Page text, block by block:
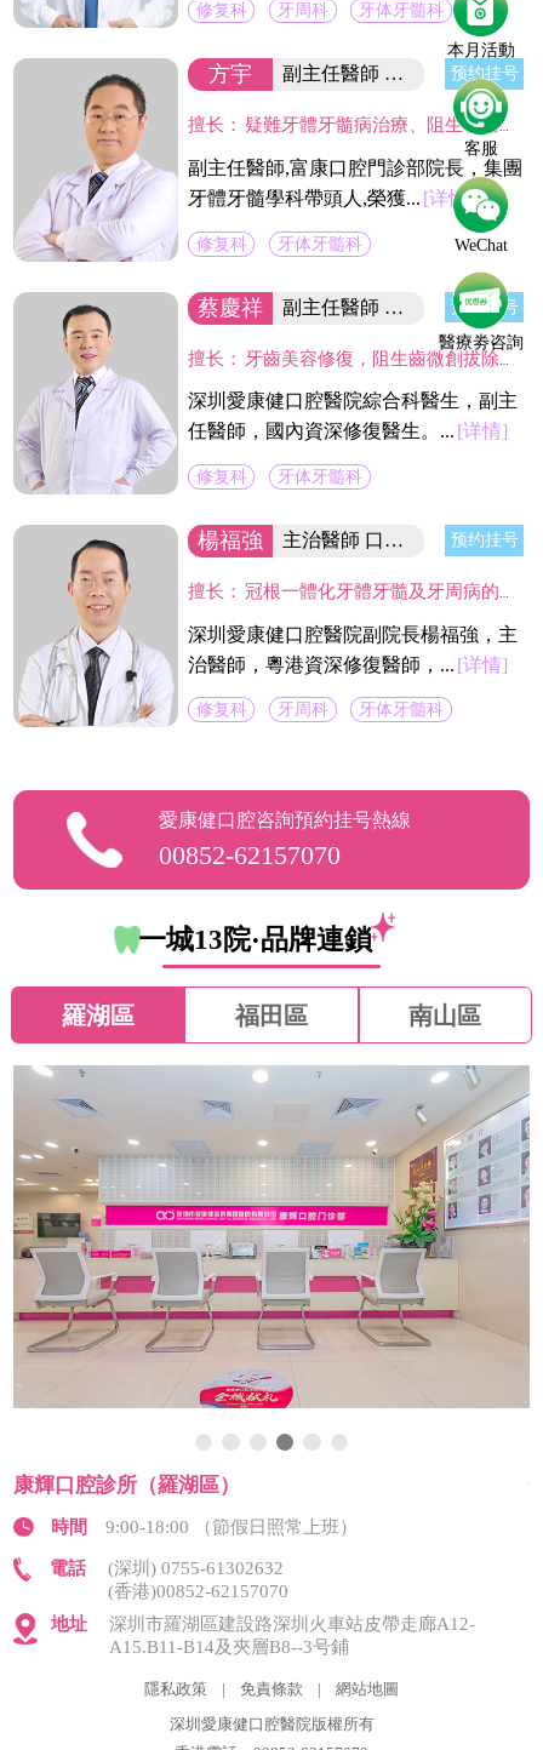
本月活動
客服
WeChat
醫療劵咨詢
修复科 牙周科 牙体牙髓科
方宇 副主任醫師 富康門診院長 预约挂号
擅长： 疑難牙體牙髓病治療、阻生智齒的拔除、各種缺失牙的美容修復、疑難活動義齒修復。尤其在利用高倍顯微鏡下開展牙髓炎、根尖病變等牙體保存治療具有較深的造詣。
副主任醫師,富康口腔門診部院長，集團
牙體牙髓學科帶頭人,榮獲... [详情]
修复科 牙体牙髓科
蔡慶祥 副主任醫師 國內資深修復醫生 预约挂号
擅长： 牙齒美容修復，阻生齒微創拔除，固定義齒二次修復，精密舒適全口義齒製作，現代根管治療技術,熟練應用CAD/CAM及DSD微笑設計等數字化技術於臨床工作中,並成功服務於近萬名新老客戶。
深圳愛康健口腔醫院綜合科醫生，副主
任醫師，國內資深修復醫生。... [详情]
修复科 牙体牙髓科
楊福強 主治醫師 口腔醫院副院長 预约挂号
擅长： 冠根一體化牙體牙髓及牙周病的診療，復雜牙的拔除，牙體缺損的嵌體修復，以及烤瓷冠、義齒的修復等方面的診治，在水激光治牙方面有著豐富的臨床經驗。臨床工作中致力於牙體保存，種植修復設計，咬合功能重建，微創美學牙體修復等。
深圳愛康健口腔醫院副院長楊福強，主
治醫師，粵港資深修復醫師，... [详情]
修复科 牙周科 牙体牙髓科
愛康健口腔咨詢預約挂号熱線
00852-62157070
一城13院·品牌連鎖
羅湖區 福田區 南山區
康輝口腔診所（羅湖區）
時間 9:00-18:00 （節假日照常上班）
電話
(深圳) 0755-61302632
(香港)00852-62157070
地址
深圳市羅湖區建設路深圳火車站皮帶走廊A12-
A15.B11-B14及夾層B8--3号鋪
隱私政策 | 免責條款 | 網站地圖
深圳愛康健口腔醫院版權所有